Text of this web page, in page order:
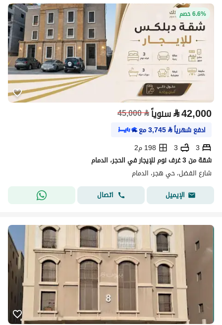
6.6% خصم
⃁42,000 سنوياً⃁
45,000
ادفع شهرياً⃁
3,745مع
3
3
198 م2
شقة من 3 غرف نوم للإيجار في الحجر، الدمام
شارع الفضل، حي هجر، الدمام
الإيميل
اتصال